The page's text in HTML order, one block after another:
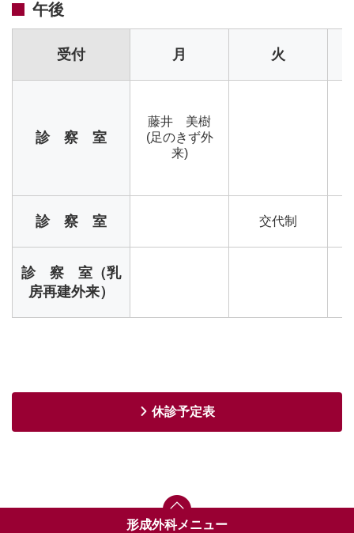
午後
受付 月 火
診 察 室
藤井 美樹
(足のきず外
来)
診 察 室 交代制
診 察 室（乳
房再建外来）
休診予定表
形成外科メニュー